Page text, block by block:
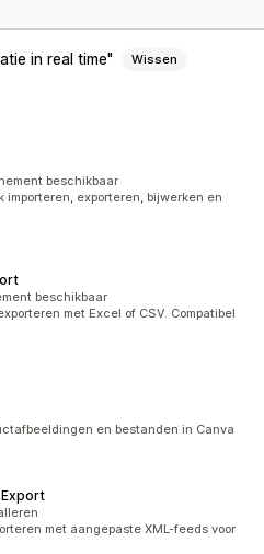
in real time Wissen
beschikbaar
exporteren, bijwerken en
beschikbaar
met Excel of CSV. Compatibel
en bestanden in Canva
Export
met aangepaste XML-feeds voor